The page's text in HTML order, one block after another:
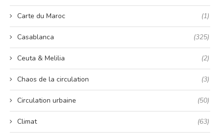
Carte du Maroc (1)
Casablanca (325)
Ceuta & Melilia (2)
Chaos de la circulation (3)
Circulation urbaine (50)
Climat (63)